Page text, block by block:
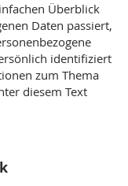
Überblick
Daten passiert,
identifiziert
zum Thema
diesem Text